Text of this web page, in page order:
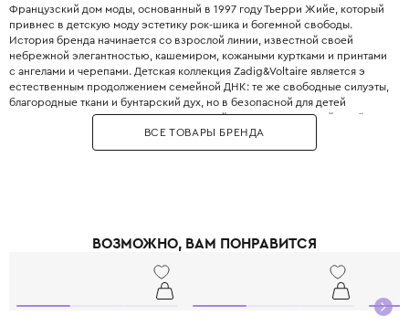
Французский дом моды, основанный в 1997 году Тьерри Жийе, который
привнес в детскую моду эстетику рок-шика и богемной свободы.
История бренда начинается со взрослой линии, известной своей
небрежной элегантностью, кашемиром, кожаными куртками и принтами
с ангелами и черепами. Детская коллекция Zadig&Voltaire является э
естественным продолжением семейной ДНК: те же свободные силуэты,
благородные ткани и бунтарский дух, но в безопасной для детей
интерпретации. Бренд использует мягкий кашемир, струящийся шёлк,
органический хлопок и веганские материалы. В каждой коллекции -
узнаваемые худи с логотипом бренда, лёгкие платья с асимметричным
Одежда Zadig&Voltaire идеально подходит для городских прогулок,
ВСЕ ТОВАРЫ БРЕНДА
ВОЗМОЖНО, ВАМ ПОНРАВИТСЯ